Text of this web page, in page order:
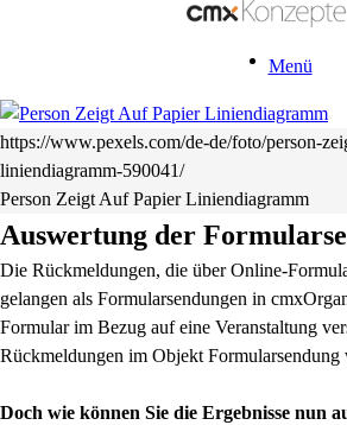
Menü
https://www.pexels.com/de-de/foto/person-
liniendiagramm-590041/
Person Zeigt Auf Papier Liniendiagramm
Auswertung der
Die Rückmeldungen, die über Online-
gelangen als Formularsendungen in
Formular im Bezug auf eine Veranstaltung
Rückmeldungen im Objekt Formularsendung
Doch wie können Sie die Ergebnisse nun